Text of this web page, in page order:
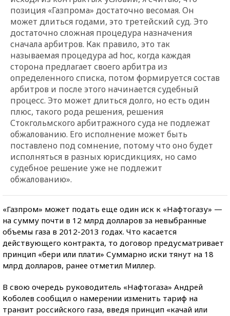
позиция «Газпрома» достаточно весомая. Он
может длиться годами, это третейский суд. Это
достаточно сложная процедура назначения
сначала арбитров. Как правило, это так
называемая процедура ad hoc, когда каждая
сторона предлагает своего арбитра из
определенного списка, потом формируется состав
арбитров и после этого начинается судебный
процесс. Это может длиться долго, но есть один
плюс, такого рода решения, решения
Стокгольмского арбитражного суда не подлежат
обжалованию. Его исполнение может быть
поставлено под сомнение, потому что оно будет
исполняться в разных юрисдикциях, но само
судебное решение уже не подлежит
обжалованию».
«Газпром» может подать еще один иск к «Нафтогазу» —
на сумму почти в 12 млрд долларов за невыбранные
объемы газа в 2012-2013 годах. Что касается
действующего контракта, то договор предусматривает
принцип «бери или плати» Суммарно иски тянут на 18
млрд долларов, ранее отметил Миллер.
В свою очередь руководитель «Нафтогаза» Андрей
Коболев сообщил о намерении изменить тариф на
транзит российского газа, введя принцип «качай или